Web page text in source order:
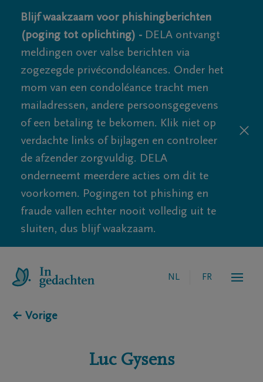
Blijf waakzaam voor phishingberichten
(poging tot oplichting) - DELA ontvangt
meldingen over valse berichten via
zogezegde privécondoléances. Onder het
mom van een condoléance tracht men
mailadressen, andere persoonsgegevens
of een betaling te bekomen. Klik niet op
verdachte links of bijlagen en controleer
de afzender zorgvuldig. DELA
onderneemt meerdere acties om dit te
voorkomen. Pogingen tot phishing en
fraude vallen echter nooit volledig uit te
sluiten, dus blijf waakzaam.
NL FR
← Vorige
Luc Gysens